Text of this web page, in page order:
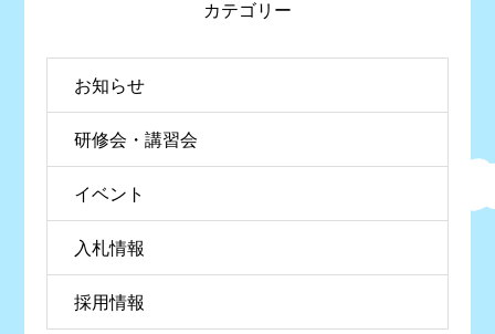
カテゴリー
お知らせ
研修会・講習会
イベント
入札情報
採用情報